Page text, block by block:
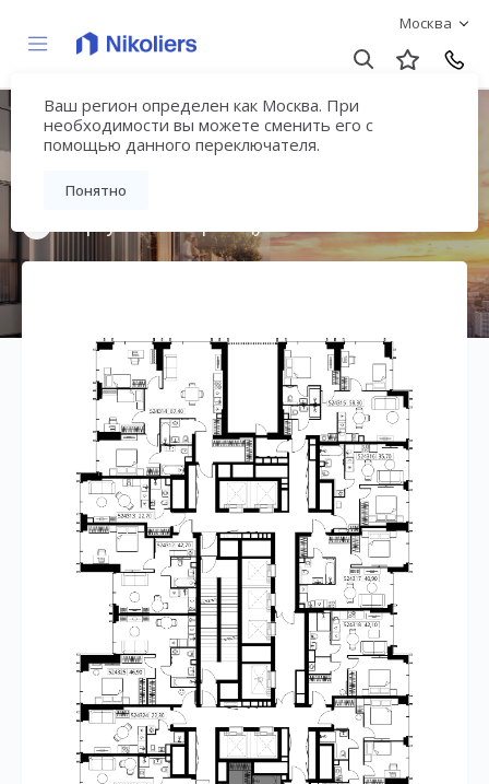
Москва
Ваш регион определен как Москва. При
необходимости вы можете сменить его с
помощью данного переключателя.
Понятно
Мультиквартал
«ВЕЕР»